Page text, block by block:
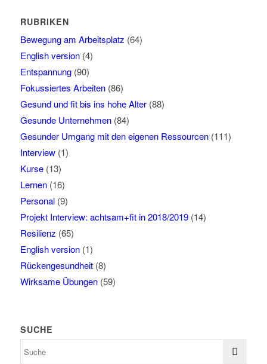
RUBRIKEN
Bewegung am Arbeitsplatz (64)
English version(4)
Entspannung(90)
Fokussiertes Arbeiten(86)
Gesund und fit bis ins hohe Alter(88)
Gesunde Unternehmen(84)
Gesunder Umgang mit den eigenen Ressourcen(111)
Interview(1)
Kurse(13)
Lernen(16)
Personal(9)
Projekt Interview: achtsam+fit in 2018/2019(14)
Resilienz (65)
English version(1)
Rückengesundheit(8)
Wirksame Übungen(59)
SUCHE